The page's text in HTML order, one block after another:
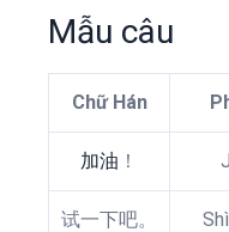
Mẫu câu
Chữ Hán
加油 ！
试一下吧。